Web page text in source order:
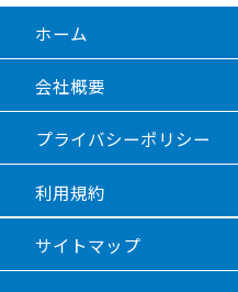
ホーム
会社概要
プライバシーポリシー
利用規約
サイトマップ